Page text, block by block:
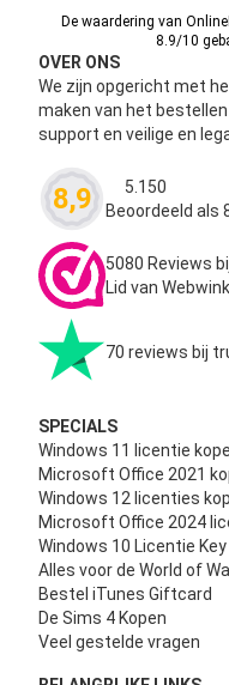
De waardering van
8.9/10
OVER ONS
We zijn opgericht met
maken van het
support en veilige en
8,9 Waardering
5.150
Beoordeeld als
5080 Reviews
Lid van
70 reviews bij
SPECIALS
Windows 11 licentie
Microsoft Office 2021
Windows 12 licenties
Microsoft Office 2024
Windows 10 Licentie Key
Alles voor de World of
Bestel iTunes Giftcard
De Sims 4 Kopen
Veel gestelde vragen